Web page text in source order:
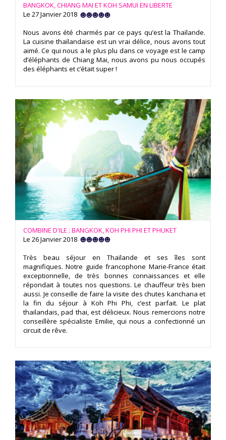
BANGKOK, CHIANG MAI ET KOH SAMUI EN LIBERTE
Le 27 Janvier 2018
Nous avons été charmés par ce pays qu’est la Thaïlande.
La cuisine thaïlandaise est un vrai délice, nous avons tout
aimé. Ce qui nous a le plus plu dans ce voyage est le camp
d’éléphants de Chiang Mai, nous avons pu nous occupés
des éléphants et c’était super !
COMBINE D'ILE : BANGKOK, KOH PHI PHI ET PHUKET
Le 26 Janvier 2018
Très beau séjour en Thaïlande et ses îles sont
magnifiques. Notre guide francophone Marie-France était
exceptionnelle, de très bonnes connaissances et elle
répondait à toutes nos questions. Le chauffeur très bien
aussi. Je conseille de faire la visite des chutes kanchana et
la fin du séjour à Koh Phi Phi, c’est parfait. Le plat
thailandais, pad thai, est délicieux. Nous remercions notre
conseillère spécialiste Emilie, qui nous a confectionné un
circuit de rêve.